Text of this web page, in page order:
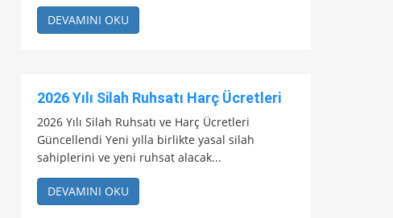
DEVAMINI OKU
2026 Yılı Silah Ruhsatı Harç Ücretleri
2026 Yılı Silah Ruhsatı ve Harç Ücretleri
Güncellendi Yeni yılla birlikte yasal silah
sahiplerini ve yeni ruhsat alacak...
DEVAMINI OKU